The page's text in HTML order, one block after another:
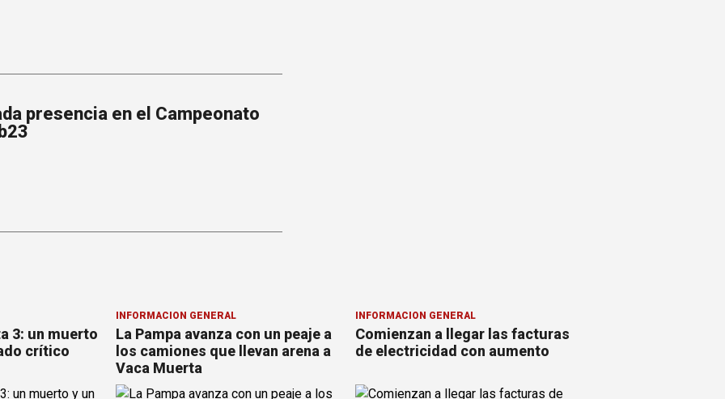
presencia en el Campeonato
3: un muerto
crítico
INFORMACION GENERAL
La Pampa avanza con un peaje a
los camiones que llevan arena a
Vaca Muerta
INFORMACION GENERAL
Comienzan a llegar las facturas
de electricidad con aumento